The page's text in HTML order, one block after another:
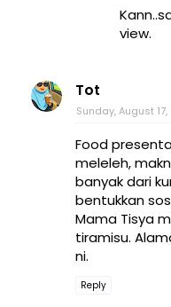
view.
Tot
Sunday, August 17,
Food
meleleh,
banyak dari
bentukkan
Mama Tisya
tiramisu.
ni.
Reply